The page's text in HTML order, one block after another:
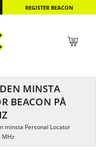
MINSTA
BEACON PÅ
minsta Personal Locator
MHz
REGISTER BEACON